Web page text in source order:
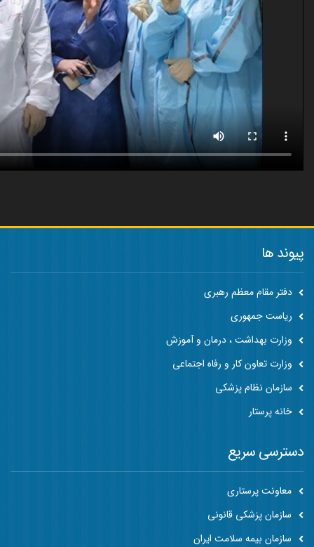
پیوند ها
دفتر مقام معظم رهبری
ریاست جمهوری
وزارت بهداشت ، درمان و آموزش
وزارت تعاون کار و رفاه اجتماعی
سازمان نظام پزشکی
خانه پرستار
دسترسی سریع
معاونت پرستاری
سازمان پزشکی قانونی
سازمان بیمه سلامت ایران